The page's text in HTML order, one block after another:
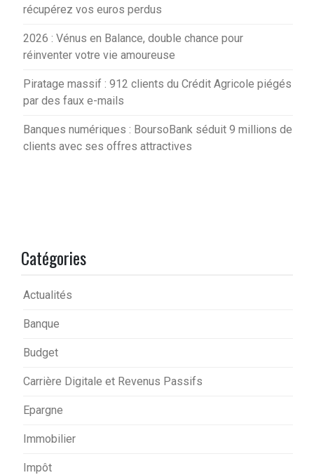
récupérez vos euros perdus
2026 : Vénus en Balance, double chance pour
réinventer votre vie amoureuse
Piratage massif : 912 clients du Crédit Agricole piégés
par des faux e-mails
Banques numériques : BoursoBank séduit 9 millions de
clients avec ses offres attractives
Catégories
Actualités
Banque
Budget
Carrière Digitale et Revenus Passifs
Epargne
Immobilier
Impôt